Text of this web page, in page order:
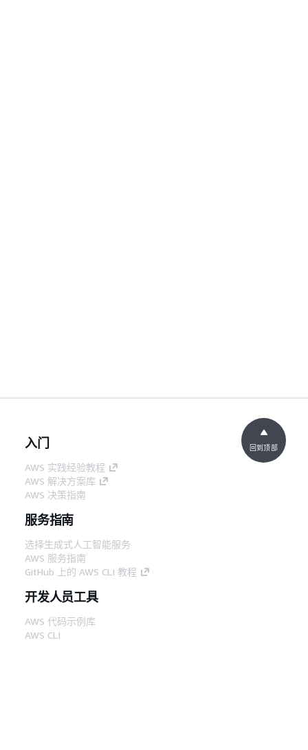
入门
AWS 实践经验教程
AWS 解决方案库
AWS 决策指南
服务指南
选择生成式人工智能服务
AWS 服务指南
GitHub 上的 AWS CLI 教程
开发人员工具
AWS 代码示例库
AWS CLI
回到顶部